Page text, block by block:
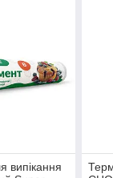
випікання